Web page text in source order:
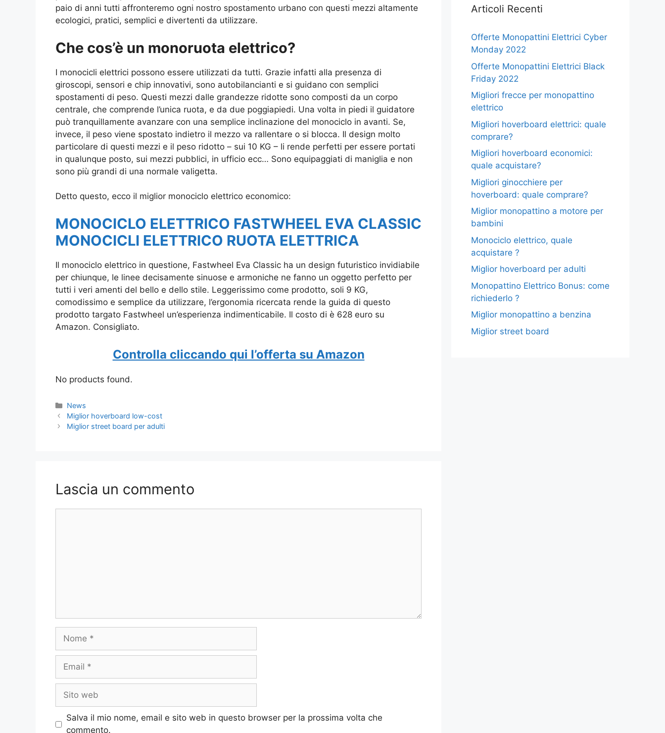
paio di anni tutti affronteremo ogni nostro spostamento urbano con questi mezzi altamente
ecologici, pratici, semplici e divertenti da utilizzare.
Che cos’è un monoruota elettrico?
I monocicli elettrici possono essere utilizzati da tutti. Grazie infatti alla presenza di
giroscopi, sensori e chip innovativi, sono autobilancianti e si guidano con semplici
spostamenti di peso. Questi mezzi dalle grandezze ridotte sono composti da un corpo
centrale, che comprende l’unica ruota, e da due poggiapiedi. Una volta in piedi il guidatore
può tranquillamente avanzare con una semplice inclinazione del monociclo in avanti. Se,
invece, il peso viene spostato indietro il mezzo va rallentare o si blocca. Il design molto
particolare di questi mezzi e il peso ridotto – sui 10 KG – li rende perfetti per essere portati
in qualunque posto, sui mezzi pubblici, in ufficio ecc… Sono equipaggiati di maniglia e non
sono più grandi di una normale valigetta.
Detto questo, ecco il miglior monociclo elettrico economico:
MONOCICLO ELETTRICO FASTWHEEL EVA CLASSIC
MONOCICLI ELETTRICO RUOTA ELETTRICA
Il monociclo elettrico in questione, Fastwheel Eva Classic ha un design futuristico invidiabile
per chiunque, le linee decisamente sinuose e armoniche ne fanno un oggetto perfetto per
tutti i veri amenti del bello e dello stile. Leggerissimo come prodotto, soli 9 KG,
comodissimo e semplice da utilizzare, l’ergonomia ricercata rende la guida di questo
prodotto targato Fastwheel un’esperienza indimenticabile. Il costo di è 628 euro su
Amazon. Consigliato.
Controlla cliccando qui l’offerta su Amazon
No products found.
Categorie
News
Miglior hoverboard low-cost
Miglior street board per adulti
Lascia un commento
Nome
Email
Sito
web
Salva il mio nome, email e sito web in questo browser per la prossima volta che
commento.
Articoli Recenti
Offerte Monopattini Elettrici Cyber
Monday 2022
Offerte Monopattini Elettrici Black
Friday 2022
Migliori frecce per monopattino
elettrico
Migliori hoverboard elettrici: quale
comprare?
Migliori hoverboard economici:
quale acquistare?
Migliori ginocchiere per
hoverboard: quale comprare?
Miglior monopattino a motore per
bambini
Monociclo elettrico, quale
acquistare ?
Miglior hoverboard per adulti
Monopattino Elettrico Bonus: come
richiederlo ?
Miglior monopattino a benzina
Miglior street board